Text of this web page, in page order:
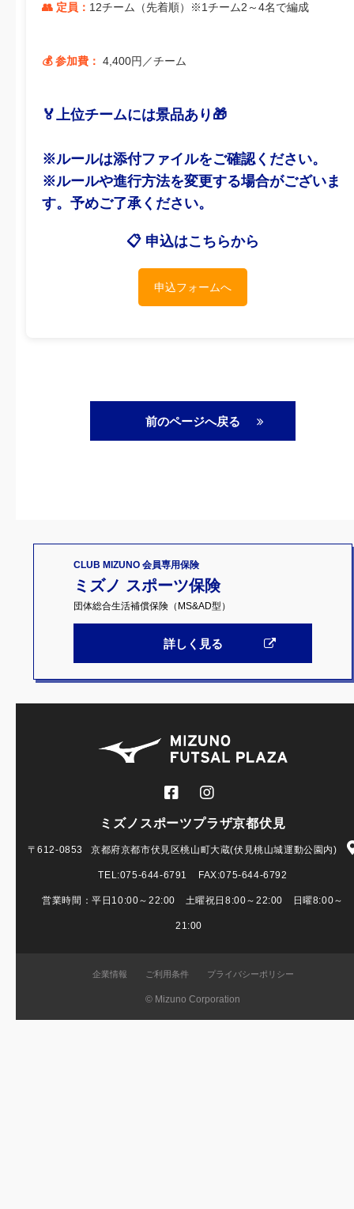
👥 定員： 12チーム（先着順）※1チーム2～4名で編成
💰 参加費： 4,400円／チーム
🏅上位チームには景品あり🎁
※ルールは添付ファイルをご確認ください。
※ルールや進行方法を変更する場合がございま
す。予めご了承ください。
📋 申込はこちらから
申込フォームへ
前のページへ戻る
CLUB MIZUNO 会員専用保険
ミズノ スポーツ保険
団体総合生活補償保険（MS&AD型）
詳しく見る
ミズノスポーツプラザ京都伏見
〒612-0853 京都府京都市伏見区桃山町大蔵(伏見桃山城運動公園内)
TEL:075-644-6791 FAX:075-644-6792
営業時間：平日10:00～22:00 土曜祝日8:00～22:00 日曜8:00～
21:00
企業情報 ご利用条件 プライバシーポリシー
© Mizuno Corporation